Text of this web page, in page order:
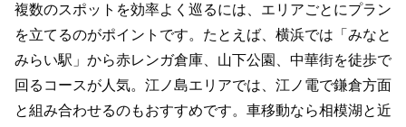
複数のスポットを効率よく巡るには、エリアごとにプラン
を立てるのがポイントです。たとえば、横浜では「みなと
みらい駅」から赤レンガ倉庫、山下公園、中華街を徒歩で
回るコースが人気。江ノ島エリアでは、江ノ電で鎌倉方面
と組み合わせるのもおすすめです。車移動なら相模湖と近